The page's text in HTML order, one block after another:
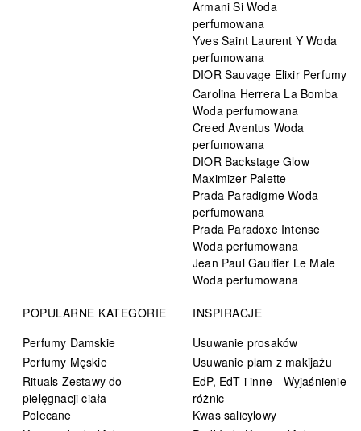
Armani Si Woda
perfumowana
Yves Saint Laurent Y Woda
perfumowana
DIOR Sauvage Elixir Perfumy
Carolina Herrera La Bomba
Woda perfumowana
Creed Aventus Woda
perfumowana
DIOR Backstage Glow
Maximizer Palette
Prada Paradigme Woda
perfumowana
Prada Paradoxe Intense
Woda perfumowana
Jean Paul Gaultier Le Male
Woda perfumowana
POPULARNE KATEGORIE
Perfumy Damskie
Perfumy Męskie
Rituals Zestawy do
pielęgnacji ciała
Polecane
INSPIRACJE
Usuwanie prosaków
Usuwanie plam z makijażu
EdP, EdT i inne - Wyjaśnienie
różnic
Kwas salicylowy